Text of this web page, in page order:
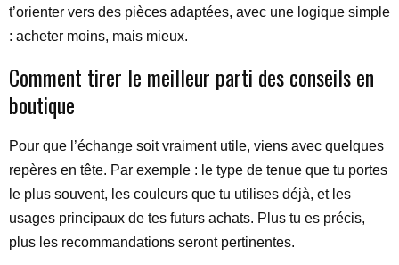
t’orienter vers des pièces adaptées, avec une logique simple
: acheter moins, mais mieux.
Comment tirer le meilleur parti des conseils en
boutique
Pour que l’échange soit vraiment utile, viens avec quelques
repères en tête. Par exemple : le type de tenue que tu portes
le plus souvent, les couleurs que tu utilises déjà, et les
usages principaux de tes futurs achats. Plus tu es précis,
plus les recommandations seront pertinentes.